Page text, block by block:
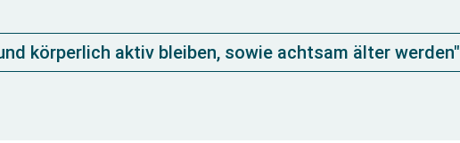
körperlich aktiv bleiben, sowie achtsam älter werden"